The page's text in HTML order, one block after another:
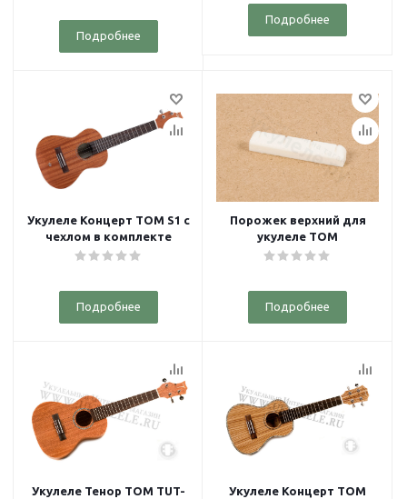
Подробнее
Подробнее
Укулеле Концерт TOM S1 с
чехлом в комплекте
Подробнее
Порожек верхний для
укулеле TOM
Подробнее
Укулеле Тенор TOM TUT-
Укулеле Концерт TOM